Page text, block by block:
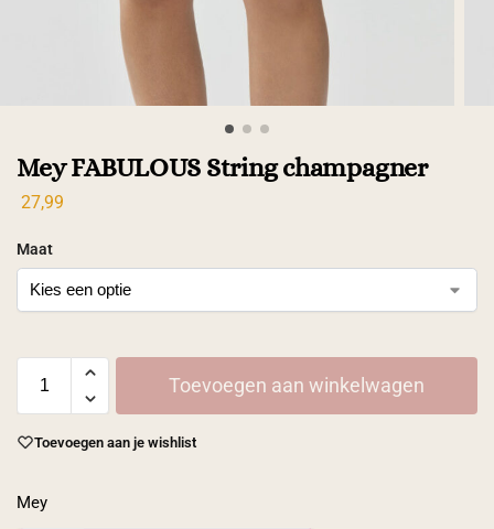
Mey FABULOUS String champagner
27,99
Maat
Toevoegen aan winkelwagen
Toevoegen aan je wishlist
Mey